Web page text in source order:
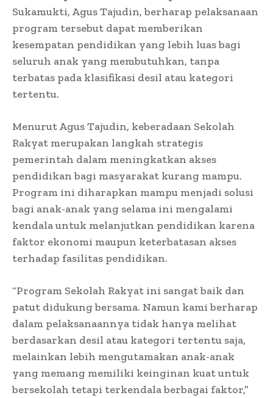
Sukamukti, Agus Tajudin, berharap pelaksanaan
program tersebut dapat memberikan
kesempatan pendidikan yang lebih luas bagi
seluruh anak yang membutuhkan, tanpa
terbatas pada klasifikasi desil atau kategori
tertentu.
Menurut Agus Tajudin, keberadaan Sekolah
Rakyat merupakan langkah strategis
pemerintah dalam meningkatkan akses
pendidikan bagi masyarakat kurang mampu.
Program ini diharapkan mampu menjadi solusi
bagi anak-anak yang selama ini mengalami
kendala untuk melanjutkan pendidikan karena
faktor ekonomi maupun keterbatasan akses
terhadap fasilitas pendidikan.
“Program Sekolah Rakyat ini sangat baik dan
patut didukung bersama. Namun kami berharap
dalam pelaksanaannya tidak hanya melihat
berdasarkan desil atau kategori tertentu saja,
melainkan lebih mengutamakan anak-anak
yang memang memiliki keinginan kuat untuk
bersekolah tetapi terkendala berbagai faktor,”